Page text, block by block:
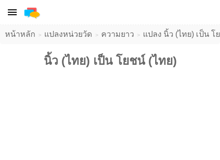
หน้าหลัก แปลงหน่วยวัด ความยาว แปลง นิ้ว (ไทย) เป็น โ
นิ้ว (ไทย) เป็น โยชน์ (ไทย)